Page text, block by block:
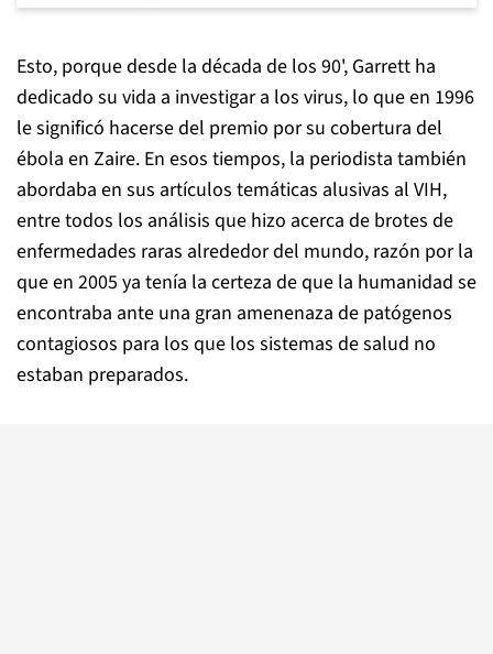
Esto, porque desde la década de los 90', Garrett ha
dedicado su vida a investigar a los virus, lo que en 1996
le significó hacerse del premio por su cobertura del
ébola en Zaire. En esos tiempos, la periodista también
abordaba en sus artículos temáticas alusivas al VIH,
entre todos los análisis que hizo acerca de brotes de
enfermedades raras alrededor del mundo, razón por la
que en 2005 ya tenía la certeza de que la humanidad se
encontraba ante una gran amenenaza de patógenos
contagiosos para los que los sistemas de salud no
estaban preparados.